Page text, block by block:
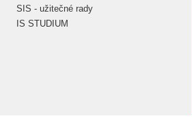
SIS - užitečné rady
IS STUDIUM